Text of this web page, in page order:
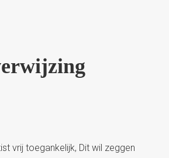
vrij toegankelijk, Dit wil zeggen